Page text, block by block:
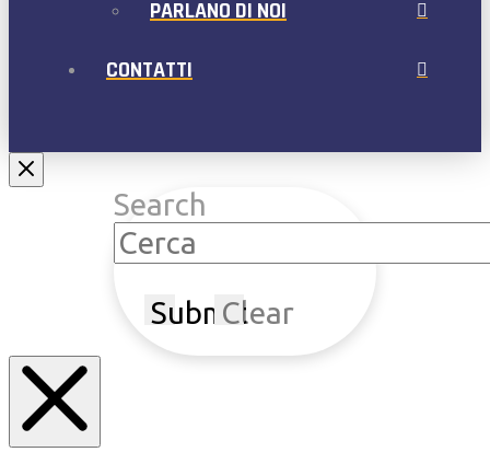
PARLANO DI NOI
CONTATTI
Search
SubmitClear